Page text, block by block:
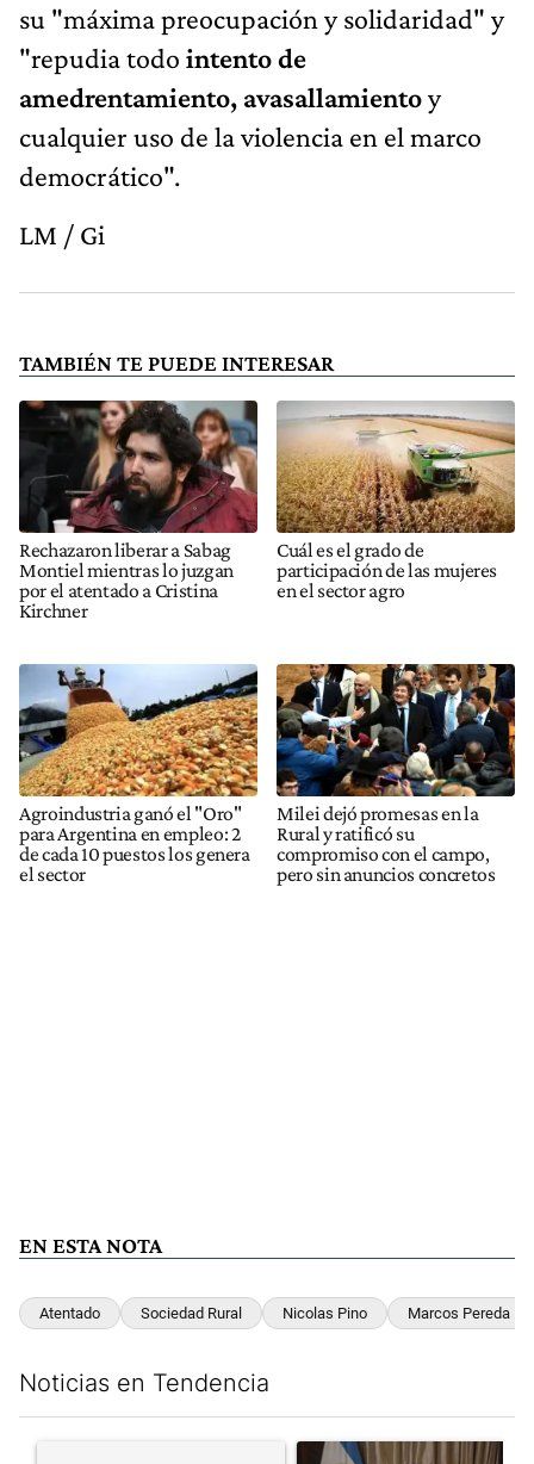
su "máxima preocupación y solidaridad" y
"repudia todo intento de
amedrentamiento, avasallamientoy
cualquier uso de la violencia en el marco
democrático".
LM / Gi
TAMBIÉN TE PUEDE INTERESAR
Rechazaron liberar a Sabag
Montiel mientras lo juzgan
por el atentado a Cristina
Kirchner
Cuál es el grado de
participación de las mujeres
en el sector agro
Agroindustria ganó el "Oro"
para Argentina en empleo: 2
de cada 10 puestos los genera
el sector
Milei dejó promesas en la
Rural y ratificó su
compromiso con el campo,
pero sin anuncios concretos
EN ESTA NOTA
Atentado Sociedad Rural Nicolas Pino Marcos Pereda
Noticias en Tendencia
Un artículo de tendencia con el título "" con 12 comentarios.
Un artículo de tendencia